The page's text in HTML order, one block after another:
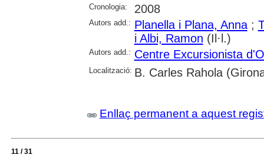
Cronologia: 2008
Autors add.: Planella i Plana, Anna;
i Albi, Ramon (Il·l.)
Autors add.: Centre Excursionista
Localització: B. Carles Rahola
Enllaç permanent a aquest
11 / 31